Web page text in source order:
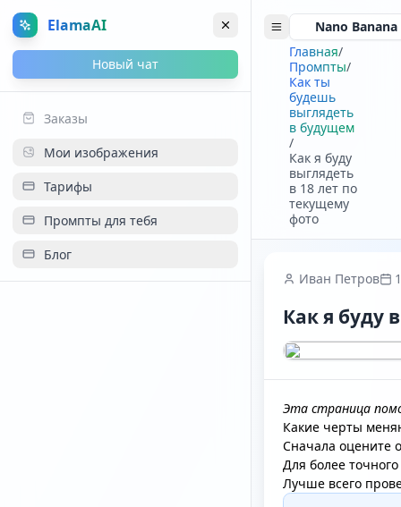
ElamaAI
Новый чат
Заказы
Мои изображения
Тарифы
Промпты для тебя
Блог
Nano
Главная/
Промпты/
Как ты
будешь
выглядеть
в будущем
/
Как я буду
выглядеть
в 18 лет по
текущему
фото
Иван Петров
Как я буду
Эта страница
Какие черты
Сначала оцените
Для более
Лучше всего